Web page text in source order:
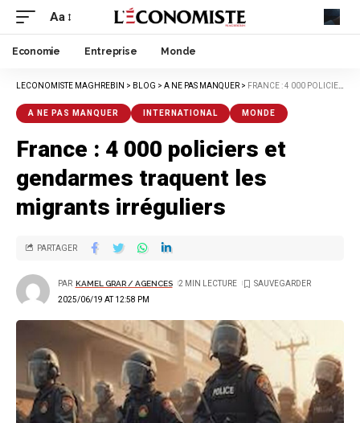
Aa
Economie Entreprise Monde
LECONOMISTE MAGHREBIN > BLOG > A NE PAS MANQUER > FRANCE : 4 000 POLICIERS ET GENDARMES TRAQUENT LES MIGRANTS IRRÉGULIERS
A NE PAS MANQUER INTERNATIONAL MONDE
France : 4 000 policiers et
gendarmes traquent les
migrants irréguliers
2025/06/19 AT 12:58 PM
PAR KAMEL GRAR / AGENCES 2 MIN LECTURE
PARTAGER